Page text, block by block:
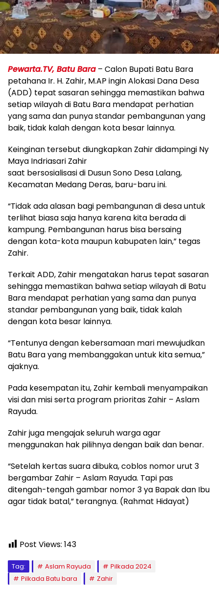
Pewarta.TV, Batu Bara – Calon Bupati Batu Bara
petahana Ir. H. Zahir, M.AP ingin Alokasi Dana Desa
(ADD) tepat sasaran sehingga memastikan bahwa
setiap wilayah di Batu Bara mendapat perhatian
yang sama dan punya standar pembangunan yang
baik, tidak kalah dengan kota besar lainnya.
Keinginan tersebut diungkapkan Zahir didampingi Ny
Maya Indriasari Zahir
saat bersosialisasi di Dusun Sono Desa Lalang,
Kecamatan Medang Deras, baru-baru ini.
“Tidak ada alasan bagi pembangunan di desa untuk
terlihat biasa saja hanya karena kita berada di
kampung. Pembangunan harus bisa bersaing
dengan kota-kota maupun kabupaten lain,” tegas
Zahir.
Terkait ADD, Zahir mengatakan harus tepat sasaran
sehingga memastikan bahwa setiap wilayah di Batu
Bara mendapat perhatian yang sama dan punya
standar pembangunan yang baik, tidak kalah
dengan kota besar lainnya.
“Tentunya dengan kebersamaan mari mewujudkan
Batu Bara yang membanggakan untuk kita semua,”
ajaknya.
Pada kesempatan itu, Zahir kembali menyampaikan
visi dan misi serta program prioritas Zahir – Aslam
Rayuda.
Zahir juga mengajak seluruh warga agar
menggunakan hak pilihnya dengan baik dan benar.
“Setelah kertas suara dibuka, coblos nomor urut 3
bergambar Zahir – Aslam Rayuda. Tapi pas
ditengah-tengah gambar nomor 3 ya Bapak dan Ibu
agar tidak batal,” terangnya. (Rahmat Hidayat)
Post Views: 143
Tag: Aslam Rayuda
Pilkada 2024
Pilkada Batu bara
Zahir